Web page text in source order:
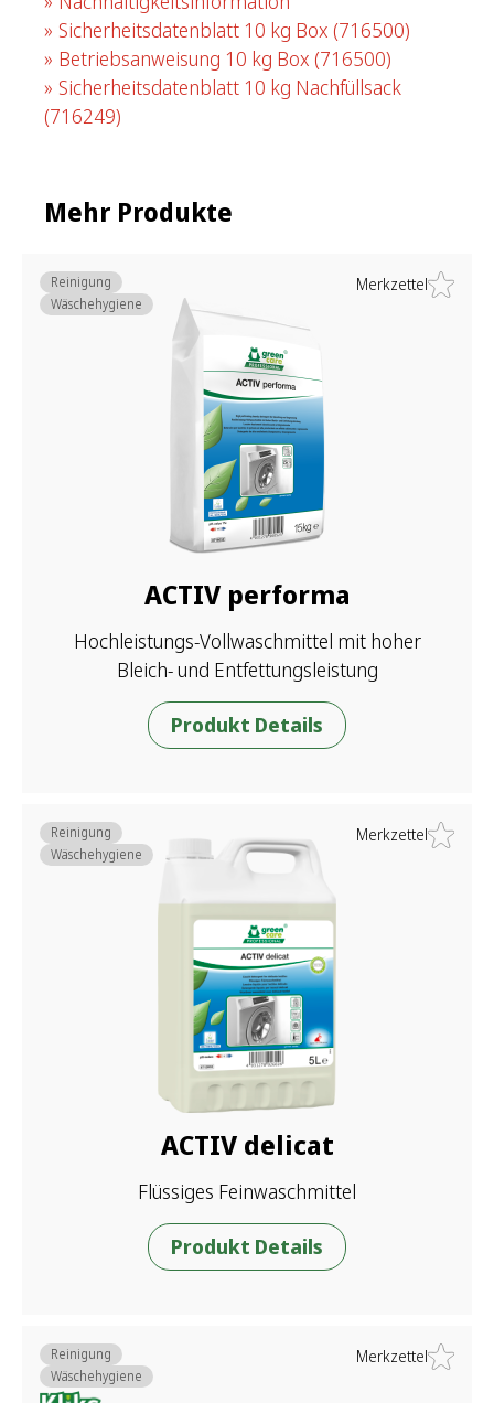
Sicherheitsdatenblatt 10 kg Box (716500)
Betriebsanweisung 10 kg Box (716500)
Sicherheitsdatenblatt 10 kg Nachfüllsack
(716249)
Mehr Produkte
Merkzettel
ACTIV performa
Hochleistungs-Vollwaschmittel mit hoher
Bleich- und Entfettungsleistung
Reinigung
Wäschehygiene
Produkt Details
Merkzettel
ACTIV delicat
Flüssiges Feinwaschmittel
Reinigung
Wäschehygiene
Produkt Details
Merkzettel
Reinigung
Wäschehygiene